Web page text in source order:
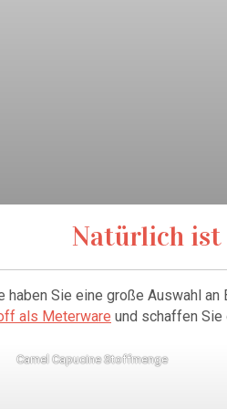
Natürlich ist
haben Sie eine große Auswahl
als Meterware und schaffen Sie
Camel Capucine Stoffmenge